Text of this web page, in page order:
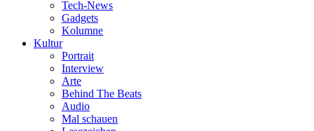
Tech-News
Gadgets
Kolumne
Kultur
Portrait
Interview
Arte
Behind The Beats
Audio
Mal schauen